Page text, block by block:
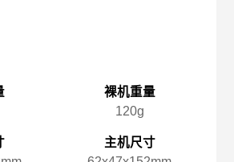
裸机重量
120g
主机尺寸